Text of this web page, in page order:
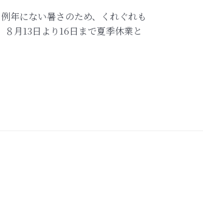
年にない暑さのため、くれぐれも
月13日より16日まで夏季休業と